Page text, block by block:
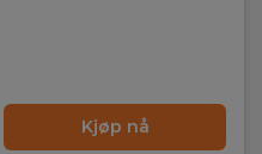
Kjøp nå